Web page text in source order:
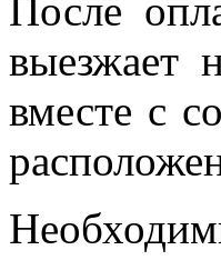
После
выезжает
вместе с